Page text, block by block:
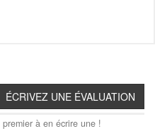
à en écrire une !